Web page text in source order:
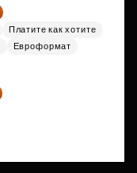
Платите как хотите
Евроформат